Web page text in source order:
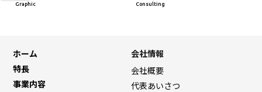
Graphic Consulting
ホーム
特長
事業内容
会社情報
会社概要
代表あいさつ